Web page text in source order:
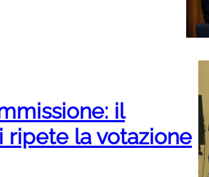
il
ripete la votazione